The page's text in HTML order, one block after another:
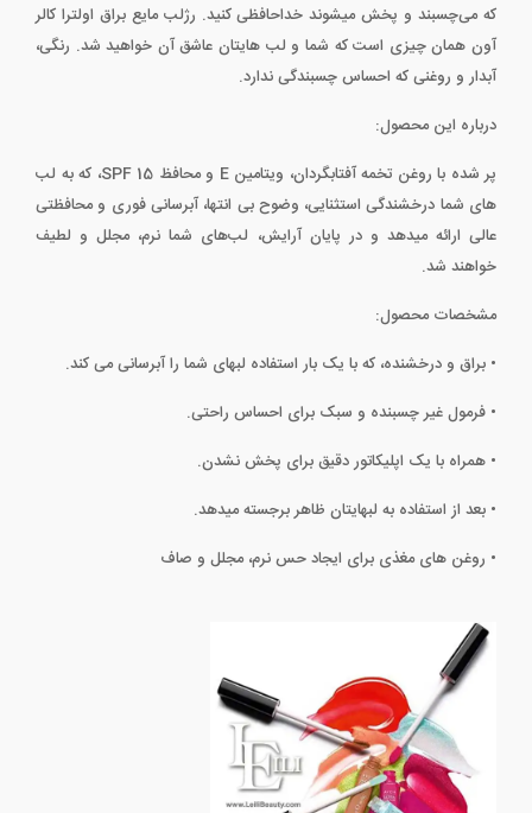
که می‌چسبند و پخش میشوند خداحافظی کنید. رژلب مایع براق اولترا کالر
آون همان چیزی است که شما و لب هایتان عاشق آن خواهید شد. رنگی،
آبدار و روغنی که احساس چسبندگی ندارد.
درباره این محصول:
پر شده با روغن تخمه آفتابگردان، ویتامین E و محافظ SPF 15، که به لب
های شما درخشندگی استثنایی، وضوح بی انتها، آبرسانی فوری و محافظتی
عالی ارائه میدهد و در پایان آرایش، لب‌های شما نرم، مجلل و لطیف
خواهند شد.
مشخصات محصول:
• براق و درخشنده، که با یک بار استفاده لبهای شما را آبرسانی می کند.
• فرمول غیر چسبنده و سبک برای احساس راحتی.
• همراه با یک اپلیکاتور دقیق برای پخش نشدن.
• بعد از استفاده به لبهایتان ظاهر برجسته میدهد.
• روغن های مغذی برای ایجاد حس نرم، مجلل و صاف